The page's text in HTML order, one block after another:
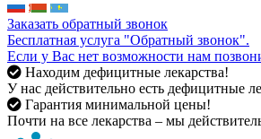
Заказать обратный звонок
Бесплатная услуга "Обратный звонок".
Если у Вас нет возможности нам
Находим дефицитные лекарства!
У нас действительно есть дефицитные
Гарантия минимальной цены!
Почти на все лекарства – мы